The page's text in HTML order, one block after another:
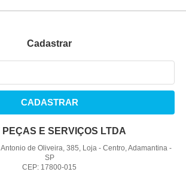
Cadastrar
CADASTRAR
PEÇAS E SERVIÇOS LTDA
de Oliveira, 385, Loja- Centro, Adamantina-
SP
CEP: 17800-015